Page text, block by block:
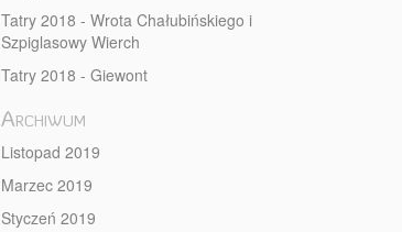
Tatry 2018 - Wrota Chałubińskiego i
Szpiglasowy Wierch
Tatry 2018 - Giewont
Archiwum
Listopad 2019
Marzec 2019
Styczeń 2019